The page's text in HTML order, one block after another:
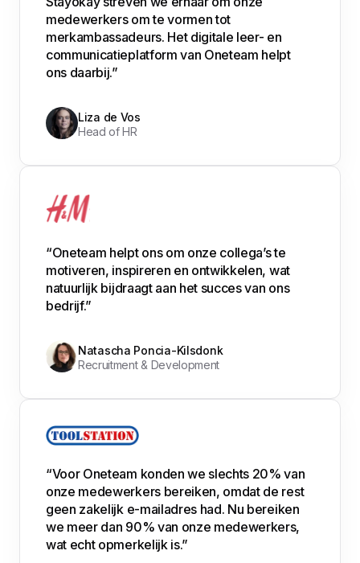
medewerkers om te vormen tot
merkambassadeurs. Het digitale leer- en
communicatieplatform van Oneteam helpt
ons daarbij.”
Liza de Vos
Head of HR
“Oneteam helpt ons om onze collega’s te
motiveren, inspireren en ontwikkelen, wat
natuurlijk bijdraagt aan het succes van ons
bedrijf.”
Natascha Poncia-Kilsdonk
Recruitment & Development
“Voor Oneteam konden we slechts 20% van
onze medewerkers bereiken, omdat de rest
geen zakelijk e-mailadres had. Nu bereiken
we meer dan 90% van onze medewerkers,
wat echt opmerkelijk is.”